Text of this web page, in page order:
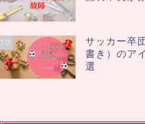
10
サッカー卒
書き）のア
選